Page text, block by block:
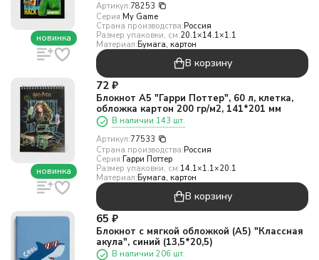
новинка
Артикул:78253
Серия:My Game
Страна производства:Россия
Размер упаковки, см:20.1×14.1×1.1
Материал:Бумага, картон
В корзину
новинка
72 ₽
Блокнот А5 "Гарри Поттер", 60 л, клетка,
обложка картон 200 гр/м2, 141*201 мм
В наличии 143 шт.
Артикул:77533
Страна производства:Россия
Серия:Гарри Поттер
Размер упаковки, см:14.1×1.1×20.1
Материал:Бумага, картон
В корзину
65 ₽
Блокнот с мягкой обложкой (А5) "Классная
акула", синий (13,5*20,5)
В наличии 206 шт.